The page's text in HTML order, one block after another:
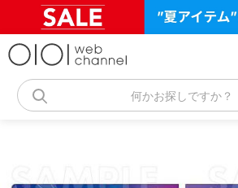
何かお探しですか？